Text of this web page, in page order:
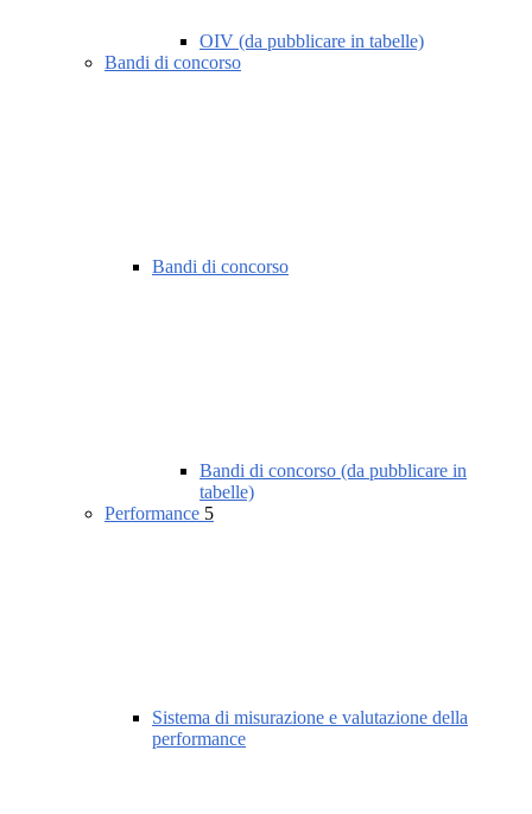
OIV (da pubblicare in tabelle)
Bandi di concorso
Bandi di concorso
Bandi di concorso (da pubblicare in
tabelle)
Performance 5
Sistema di misurazione e valutazione della
performance